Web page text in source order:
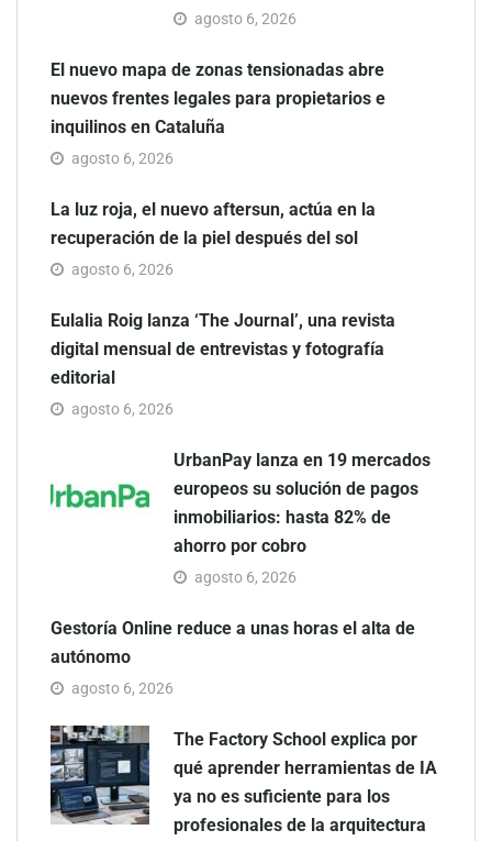
agosto 6, 2026
El nuevo mapa de zonas tensionadas abre
nuevos frentes legales para propietarios e
inquilinos en Cataluña
agosto 6, 2026
La luz roja, el nuevo aftersun, actúa en la
recuperación de la piel después del sol
agosto 6, 2026
Eulalia Roig lanza ‘The Journal’, una revista
digital mensual de entrevistas y fotografía
editorial
agosto 6, 2026
UrbanPay lanza en 19 mercados
europeos su solución de pagos
inmobiliarios: hasta 82% de
ahorro por cobro
agosto 6, 2026
Gestoría Online reduce a unas horas el alta de
autónomo
agosto 6, 2026
The Factory School explica por
qué aprender herramientas de IA
ya no es suficiente para los
profesionales de la arquitectura